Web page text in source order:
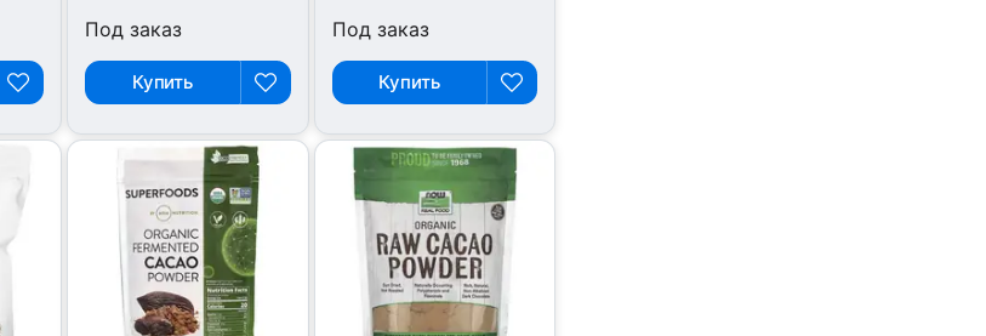
Под заказ
Купить
Под заказ
Купить